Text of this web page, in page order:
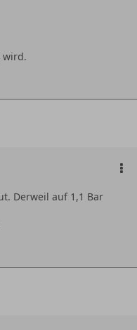
wird.
Derweil auf 1,1 Bar